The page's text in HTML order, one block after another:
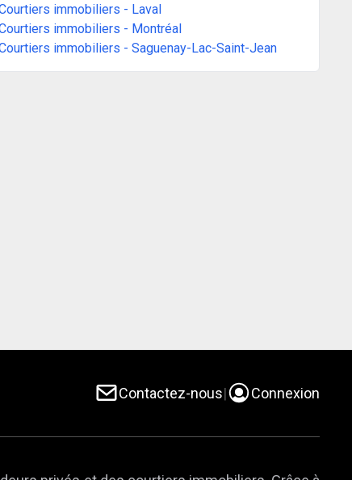
immobiliers - Laval
immobiliers - Montréal
immobiliers - Saguenay-Lac-Saint-Jean
Contactez-nous| Connexion